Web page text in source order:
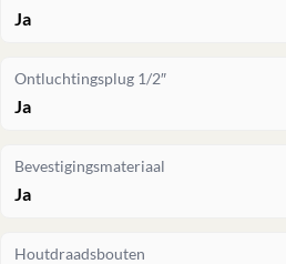
Ja
Ontluchtingsplug 1/2″
Ja
Bevestigingsmateriaal
Ja
Houtdraadsbouten